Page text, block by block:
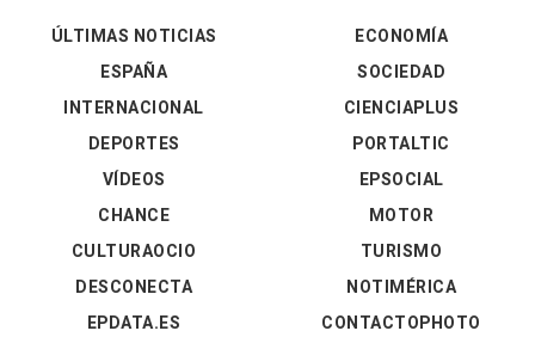
ÚLTIMAS NOTICIAS
ESPAÑA
INTERNACIONAL
DEPORTES
VÍDEOS
ECONOMÍA
SOCIEDAD
CIENCIAPLUS
PORTALTIC
EPSOCIAL
CHANCE
CULTURAOCIO
DESCONECTA
EPDATA.ES
MOTOR
TURISMO
NOTIMÉRICA
CONTACTOPHOTO